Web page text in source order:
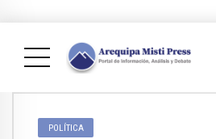
POLÍTICA